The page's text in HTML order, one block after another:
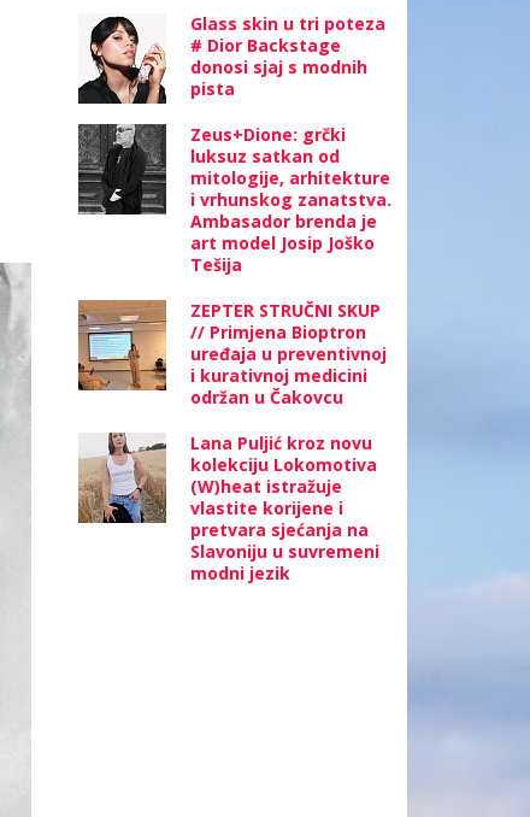
Glass skin u tri poteza
# Dior Backstage
donosi sjaj s modnih
pista
Zeus+Dione: grčki
luksuz satkan od
mitologije, arhitekture
i vrhunskog zanatstva.
Ambasador brenda je
art model Josip Joško
Tešija
ZEPTER STRUČNI SKUP
// Primjena Bioptron
uređaja u preventivnoj
i kurativnoj medicini
održan u Čakovcu
Lana Puljić kroz novu
kolekciju Lokomotiva
(W)heat istražuje
vlastite korijene i
pretvara sjećanja na
Slavoniju u suvremeni
modni jezik